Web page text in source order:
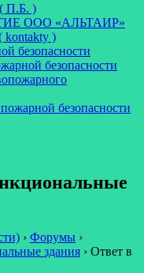
П.Б. )
ООО «АЛЬТАИР»
kontakty )
безопасности
безопасности
безопасности
› Форумы ›
здания › Ответ в